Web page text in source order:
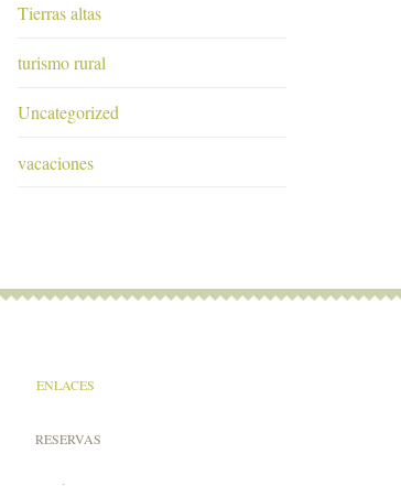
Tierras altas
turismo rural
Uncategorized
vacaciones
ENLACES
RESERVAS